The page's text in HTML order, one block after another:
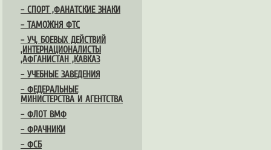
– СПОРТ ,ФАНАТСКИЕ ЗНАКИ
– ТАМОЖНЯ ФТС
– УЧ, БОЕВЫХ ДЕЙСТВИЙ
,ИНТЕРНАЦИОНАЛИСТЫ
,АФГАНИСТАН ,КАВКАЗ
– УЧЕБНЫЕ ЗАВЕДЕНИЯ
– ФЕДЕРАЛЬНЫЕ
МИНИСТЕРСТВА И АГЕНТСТВА
– ФЛОТ ВМФ
– ФРАЧНИКИ
– ФСБ